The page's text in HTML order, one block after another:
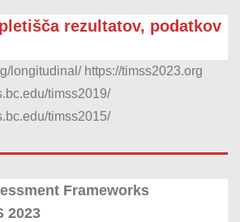
rezultatov, podatkov
longitudinal/ https://timss2023.org
timss2019/
timss2015/
Frameworks
2023